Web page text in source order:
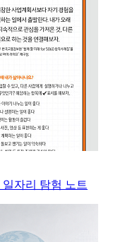
일자리 탐험 노트